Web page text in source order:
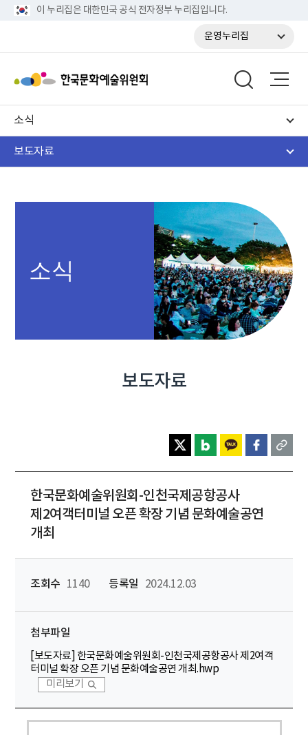
이 누리집은 대한민국 공식 전자정부 누리집입니다.
운영누리집
소식
보도자료
소식
보도자료
한국문화예술위원회-인천국제공항공사
제2여객터미널 오픈 확장 기념 문화예술공연
개최
조회수 1140 등록일 2024.12.03
첨부파일
[보도자료] 한국문화예술위원회-인천국제공항공사 제2여객
터미널 확장 오픈 기념 문화예술공연 개최.hwp
미리보기